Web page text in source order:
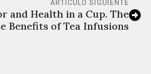
ARTÍCULO SIGUIENTE
and Health in a Cup. The
Benefits of Tea Infusions